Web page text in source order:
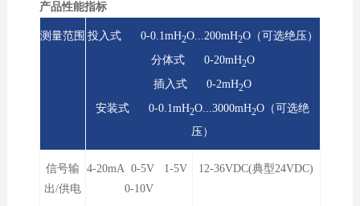
产品性能指标
测量范围 投入式 0-0.1mH2O...200mH2O（可选绝压）
分体式 0-20mH2O
插入式 0-2mH2O
安装式 0-0.1mH2O...3000mH2O（可选绝
压）
信号输
出/供电
4-20mA 0-5V 1-5V
0-10V
12-36VDC(典型24VDC)